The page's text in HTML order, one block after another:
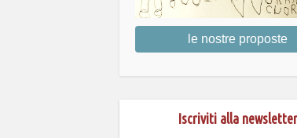
le nostre proposte
Iscriviti alla newsletter